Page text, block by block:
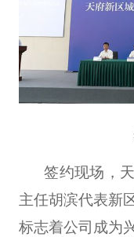
签约现场，天
主任胡滨代表新
标志着公司成为